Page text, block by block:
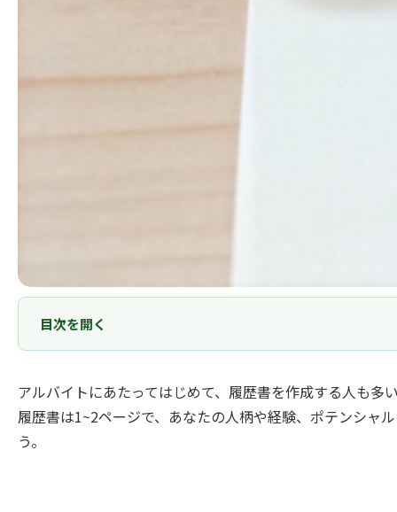
目次を開く
アルバイトにあたってはじめて、履歴書を作成する人も
履歴書は1~2ページで、あなたの人柄や経験、ポテンシャ
う。